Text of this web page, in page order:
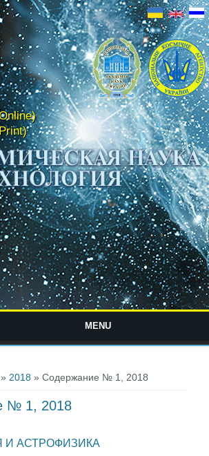
MENU
» 2018 » Содержание № 1, 2018
№ 1, 2018
АСТРОФИЗИКА